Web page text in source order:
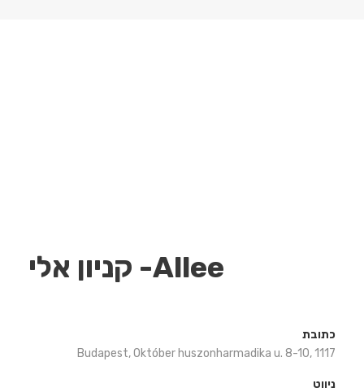
Allee- קניון אלי
כתובת
Budapest, Október huszonharmadika u. 8-10, 1117
ניווט